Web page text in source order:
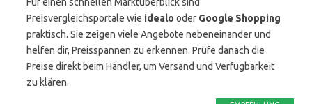
Preisvergleichsportale wie idealo oder Google Shopping
praktisch. Sie zeigen viele Angebote nebeneinander und
helfen dir, Preisspannen zu erkennen. Prüfe danach die
Preise direkt beim Händler, um Versand und Verfügbarkeit
zu klären.